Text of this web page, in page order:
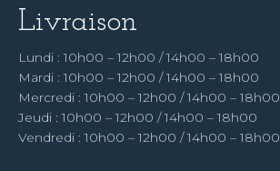
Livraison
Lundi : 10h00 – 12h00 / 14h00 – 18h00
Mardi : 10h00 – 12h00 / 14h00 – 18h00
Mercredi : 10h00 – 12h00 / 14h00 – 18h00
Jeudi : 10h00 – 12h00 / 14h00 – 18h00
Vendredi : 10h00 – 12h00 / 14h00 – 18h00